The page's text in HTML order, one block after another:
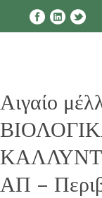
Αιγαίο
ΑΠ –